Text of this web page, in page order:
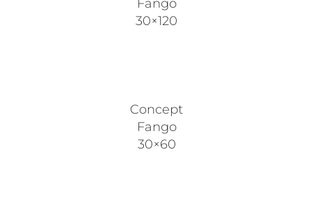
Fango
30×120
Concept
Fango
30×60